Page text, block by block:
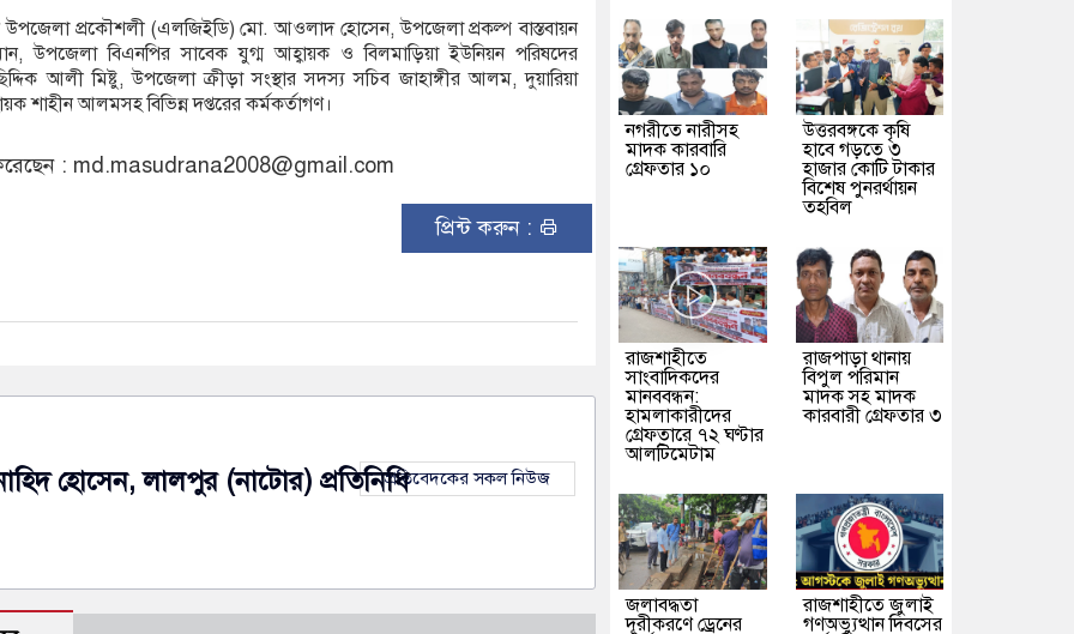
উপজেলা প্রকৌশলী (এলজিইডি) মো. আওলাদ হোসেন, উপজেলা প্রকল্প বাস্তবায়ন
উপজেলা বিএনপির সাবেক যুগ্ম আহ্বায়ক ও বিলমাড়িয়া ইউনিয়ন পরিষদের
আলী মিষ্টু, উপজেলা ক্রীড়া সংস্থার সদস্য সচিব জাহাঙ্গীর আলম, দুয়ারিয়া
শাহীন আলমসহ বিভিন্ন দপ্তরের কর্মকর্তাগণ।
: md.masudrana2008@gmail.com
প্রিন্ট করুন :
হোসেন, লালপুর (নাটোর) প্রতিনিধিপ্রতিবেদকের সকল নিউজ
নগরীতে নারীসহ
মাদক কারবারি
গ্রেফতার ১০
উত্তরবঙ্গকে কৃষি
হাবে গড়তে ৩
হাজার কোটি টাকার
বিশেষ পুনরর্থায়ন
তহবিল
রাজশাহীতে
সাংবাদিকদের
মানববন্ধন:
হামলাকারীদের
গ্রেফতারে ৭২ ঘণ্টার
আলটিমেটাম
রাজপাড়া থানায়
বিপুল পরিমান
মাদক সহ মাদক
কারবারী গ্রেফতার ৩
জলাবদ্ধতা
দূরীকরণে ড্রেনের
রাজশাহীতে জুলাই
গণঅভ্যুত্থান দিবসের